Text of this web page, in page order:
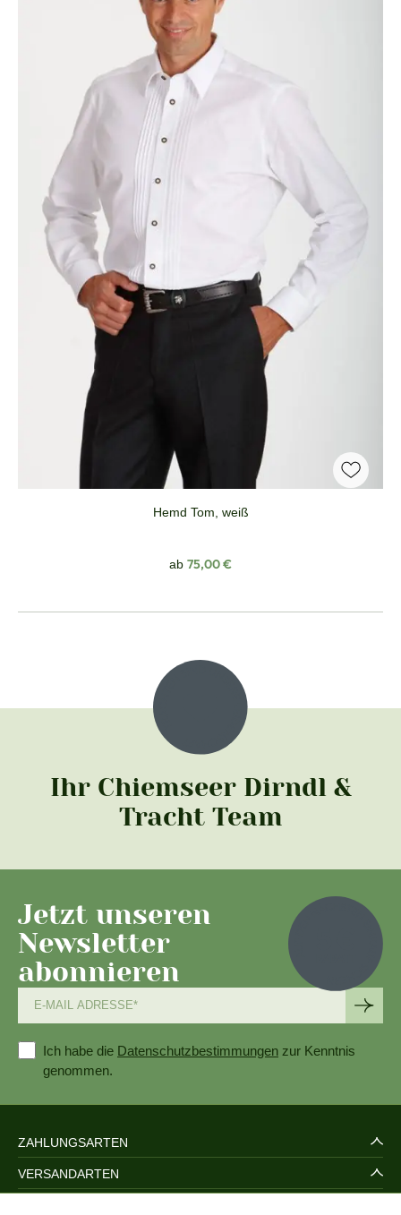
Hemd Tom, weiß
Regulärer Preis:
ab 75,00 €
Ihr Chiemseer Dirndl &
Tracht Team
Jetzt unseren
Newsletter
abonnieren
Ich habe die Datenschutzbestimmungen zur Kenntnis
genommen.
ZAHLUNGSARTEN
VERSANDARTEN